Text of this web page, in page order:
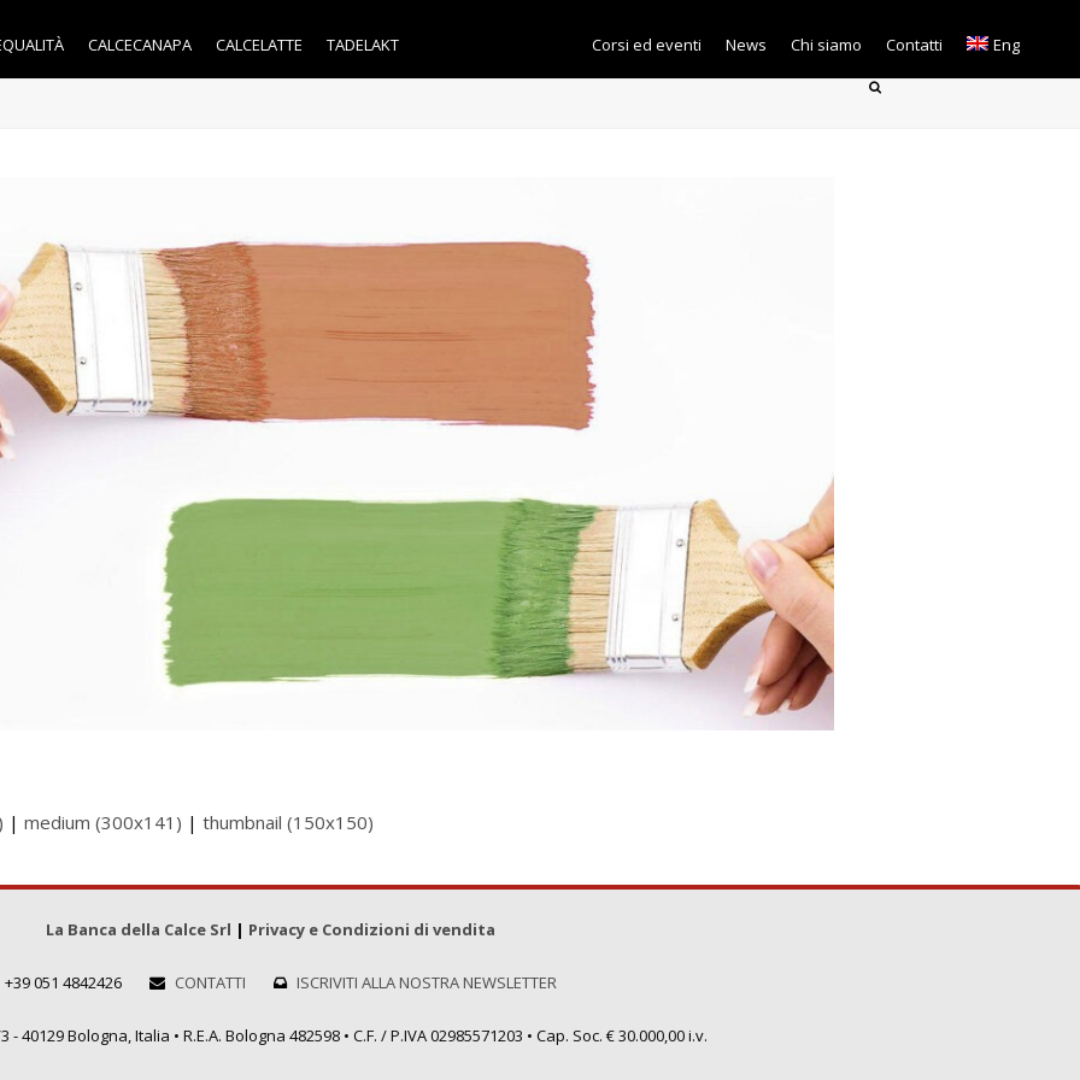
CALCECANAPA CALCELATTE TADELAKT Corsi ed eventi News Chi siamo Contatti Eng
| medium (300x141) | thumbnail (150x150)
La Banca della Calce Srl | Privacy e Condizioni di vendita
+39 051 4842426 CONTATTI ISCRIVITI ALLA NOSTRA NEWSLETTER
40129 Bologna, Italia • R.E.A. Bologna 482598 • C.F. / P.IVA 02985571203 • Cap. Soc. € 30.000,00 i.v.